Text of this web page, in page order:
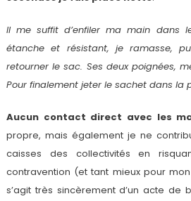
Il me suffit d’enfiler ma main dans
étanche et résistant, je ramasse,
retourner le sac. Ses deux poignées,
Pour finalement jeter le sachet dans la
Aucun contact direct avec les
propre, mais également je ne
caisses des collectivités en
contravention (et tant mieux pour
s’agit très sincèrement d’un acte de